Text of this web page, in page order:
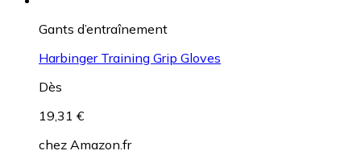
Gants d’entraînement
Harbinger Training Grip Gloves
Dès
19,31 €
chez Amazon.fr